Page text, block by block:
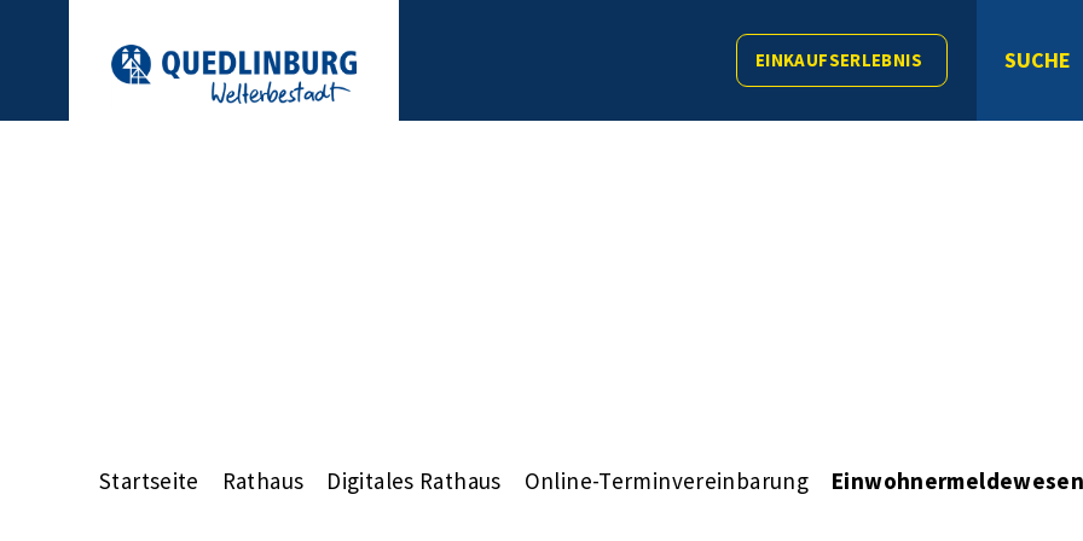
EINKAUFSERLEBNIS SUCHE
Startseite Rathaus Digitales Rathaus Online-Terminvereinbarung Einwohnermeldewesen